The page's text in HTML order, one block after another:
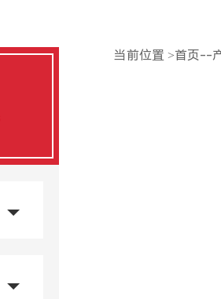
当前位置 >首页--